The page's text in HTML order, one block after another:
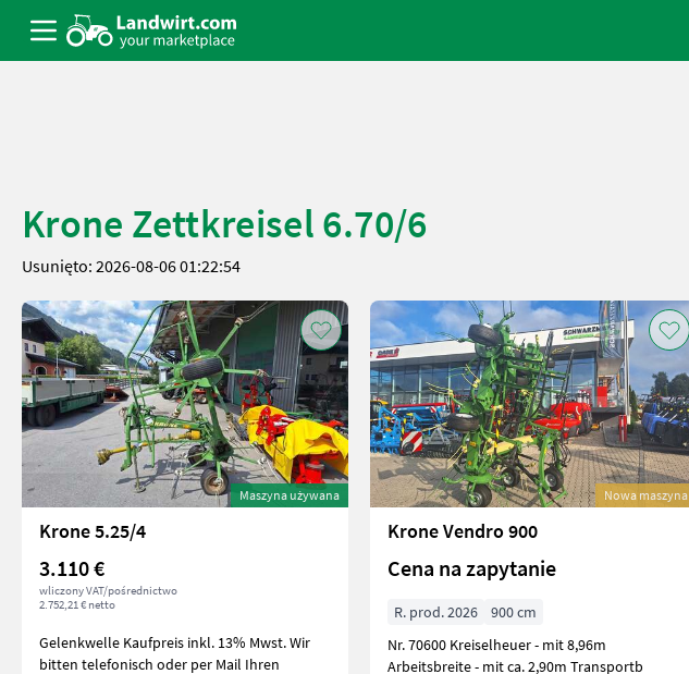
Krone Zettkreisel 6.70/6
Usunięto: 2026-08-06 01:22:54
Maszyna używana
Krone 5.25/4
3.110 €
wliczony VAT/pośrednictwo
2.752,21 € netto
Gelenkwelle Kaufpreis inkl. 13% Mwst. Wir
bitten telefonisch oder per Mail Ihren
Nowa maszyna
Krone Vendro 900
Cena na zapytanie
R. prod. 2026
900 cm
Nr. 70600 Kreiselheuer - mit 8,96m
Arbeitsbreite - mit ca. 2,90m Transportb